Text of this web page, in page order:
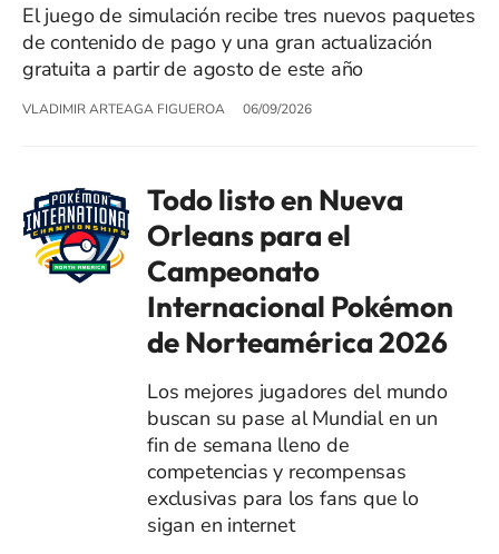
El juego de simulación recibe tres nuevos paquetes
de contenido de pago y una gran actualización
gratuita a partir de agosto de este año
VLADIMIR ARTEAGA FIGUEROA 06/09/2026
Todo listo en Nueva
Orleans para el
Campeonato
Internacional Pokémon
de Norteamérica 2026
Los mejores jugadores del mundo
buscan su pase al Mundial en un
fin de semana lleno de
competencias y recompensas
exclusivas para los fans que lo
sigan en internet